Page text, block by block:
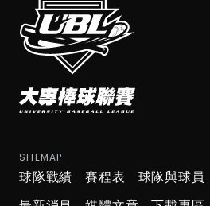
SITEMAP
球隊戰績 賽程表 球隊與球員